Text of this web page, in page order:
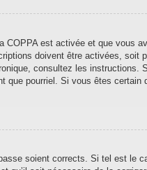
est activée et que vous
doivent être activées, soit
consultez les instructions.
pourriel. Si vous êtes
soient corrects. Si tel est le